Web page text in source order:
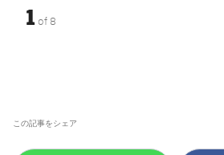
1 of 8
この記事をシェア